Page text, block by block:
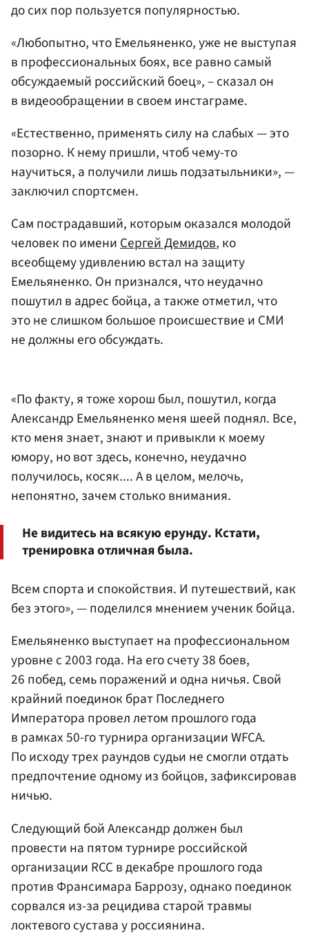
до сих пор пользуется популярностью.
«Любопытно, что Емельяненко, уже не выступая
в профессиональных боях, все равно самый
обсуждаемый российский боец», – сказал он
в видеообращении в своем инстаграме.
«Естественно, применять силу на слабых — это
позорно. К нему пришли, чтоб чему-то
научиться, а получили лишь подзатыльники», —
заключил спортсмен.
Сам пострадавший, которым оказался молодой
человек по имениСергей Демидов, ко
всеобщему удивлению встал на защиту
Емельяненко. Он признался, что неудачно
пошутил в адрес бойца, а также отметил, что
это не слишком большое происшествие и СМИ
не должны его обсуждать.
«По факту, я тоже хорош был, пошутил, когда
Александр Емельяненко меня шеей поднял. Все,
кто меня знает, знают и привыкли к моему
юмору, но вот здесь, конечно, неудачно
получилось, косяк.... А в целом, мелочь,
непонятно, зачем столько внимания.
Не видитесь на всякую ерунду. Кстати,
тренировка отличная была.
Всем спорта и спокойствия. И путешествий, как
без этого», — поделился мнением ученик бойца.
Емельяненко выступает на профессиональном
уровне с 2003 года. На его счету 38 боев,
26 побед, семь поражений и одна ничья. Свой
крайний поединок брат Последнего
Императора провел летом прошлого года
в рамках 50-го турнира организации WFCA.
По исходу трех раундов судьи не смогли отдать
предпочтение одному из бойцов, зафиксировав
ничью.
Следующий бой Александр должен был
провести на пятом турнире российской
организации RCC в декабре прошлого года
против Франсимара Баррозу, однако поединок
сорвался из-за рецидива старой травмы
локтевого сустава у россиянина.